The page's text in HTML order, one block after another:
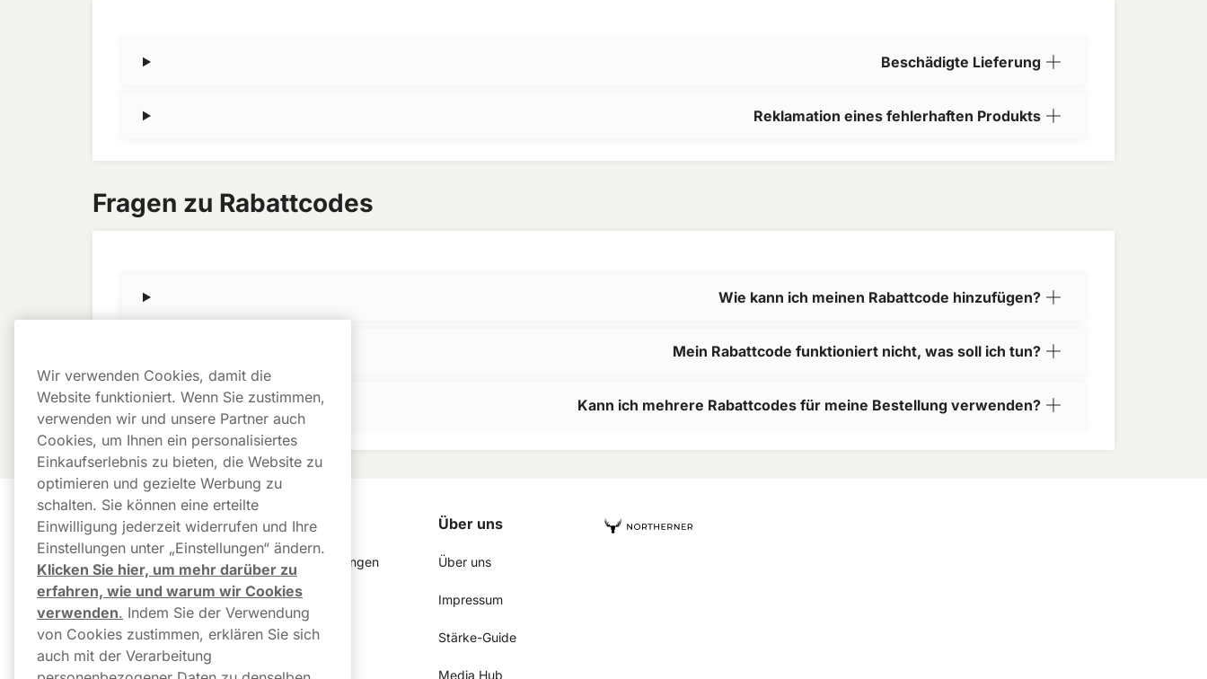
Beschädigte Lieferung
Reklamation eines fehlerhaften Produkts
Fragen zu Rabattcodes
Wie kann ich meinen Rabattcode hinzufügen?
Mein Rabattcode funktioniert nicht, was soll ich tun?
Kann ich mehrere Rabattcodes für meine Bestellung verwenden?
Kundendienst
Kundendienst
FAQ
Paketstatus &
Sendungsverfolgung
Links
Cookie Einstellungen
Bestellverlauf
Newsletter
AGB
Über uns
Über uns
Impressum
Stärke-Guide
Media Hub
Wir verwenden Cookies, damit die
Website funktioniert. Wenn Sie zustimmen,
verwenden wir und unsere Partner auch
Cookies, um Ihnen ein personalisiertes
Einkaufserlebnis zu bieten, die Website zu
optimieren und gezielte Werbung zu
schalten. Sie können eine erteilte
Einwilligung jederzeit widerrufen und Ihre
Einstellungen unter „Einstellungen“ ändern.
Klicken Sie hier, um mehr darüber zu
erfahren, wie und warum wir Cookies
verwenden. Indem Sie der Verwendung
von Cookies zustimmen, erklären Sie sich
auch mit der Verarbeitung